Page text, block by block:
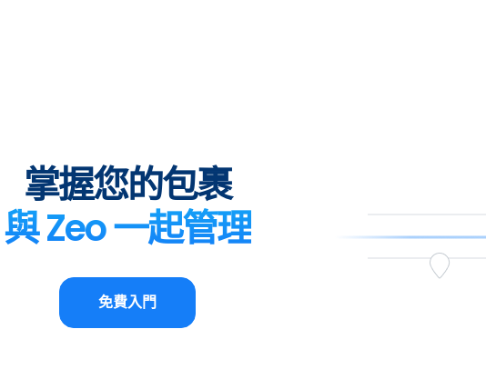
掌握您的包裹
與 Zeo 一起管理
免費入門